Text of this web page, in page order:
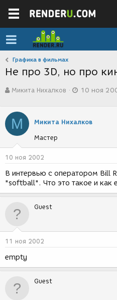
Графика в фильмах
Не про 3D, но про
в
о
р
т
е
м
ы
Микита Нихалков
а
с
д
и
я
10 ноя
М Микита Нихалков
Мастер
10 ноя 2002
В интервью с оператором Bill
"softball". Что это такое и как
Guest
11 ноя 2002
empty
Guest